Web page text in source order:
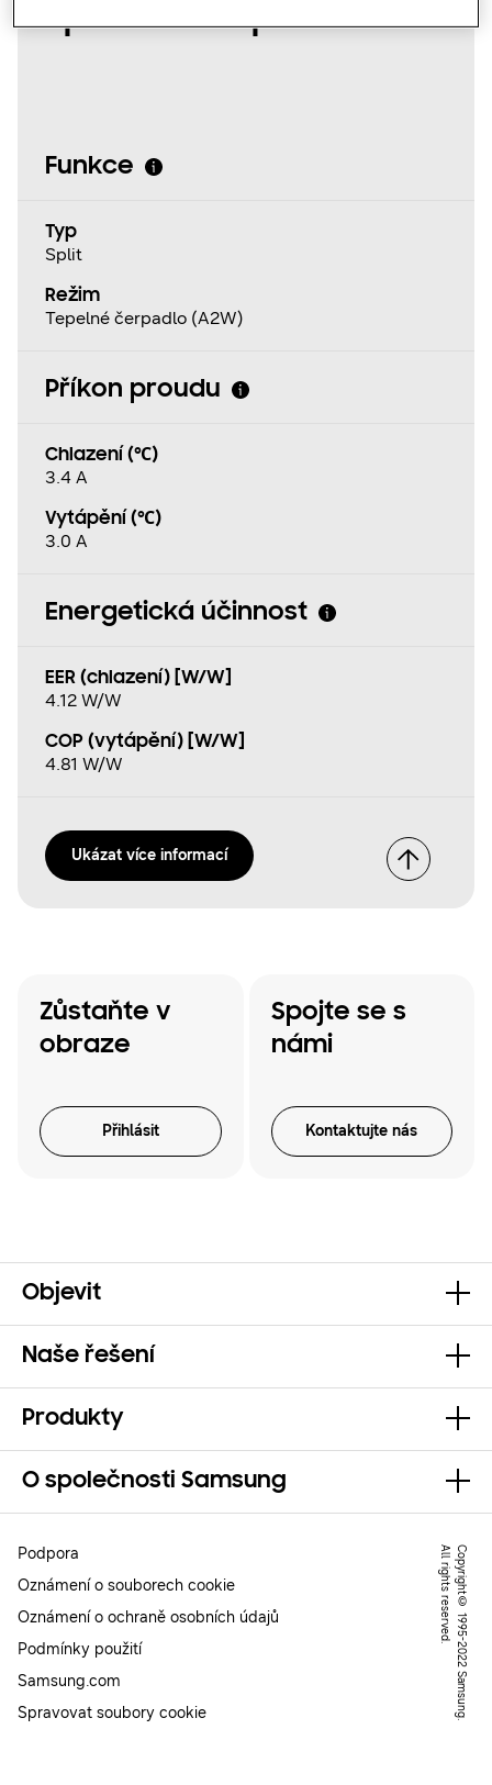
Specifikace produktu
Funkce
Typ
Split
Režim
Tepelné čerpadlo (A2W)
Příkon proudu
Chlazení (℃)
3.4 A
Vytápění (℃)
3.0 A
Energetická účinnost
EER (chlazení) [W/W]
4.12 W/W
COP (vytápění) [W/W]
4.81 W/W
Ukázat více informací
Zůstaňte v
obraze
Přihlásit
Spojte se s
námi
Kontaktujte nás
Objevit
Naše řešení
Produkty
O společnosti Samsung
C
o
p
y
r
ig
h
t
©
1
9
9
5
-
2
0
2
2
S
a
m
s
u
n
g
.
A
l
l
r
ig
h
t
s
r
e
s
e
r
v
e
d
.
Podpora
Oznámení o souborech cookie
Oznámení o ochraně osobních údajů
Podmínky použití
Samsung.com
Spravovat soubory cookie